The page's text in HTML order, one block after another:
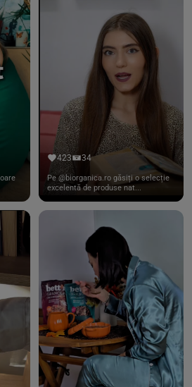
423 34
Pe @biorganica.ro găsiți o selecție
excelentă de produse nat...